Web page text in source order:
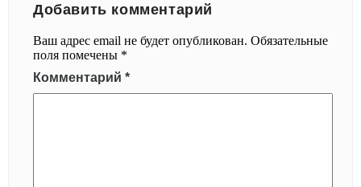
Добавить комментарий
Ваш адрес email не будет опубликован. Обязательные
поля помечены *
Комментарий *